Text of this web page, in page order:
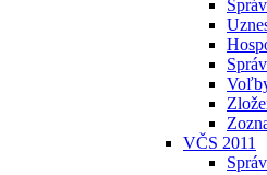
VČS 2011